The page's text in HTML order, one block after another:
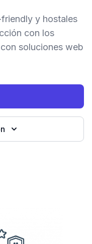
y hostales
con los
soluciones web